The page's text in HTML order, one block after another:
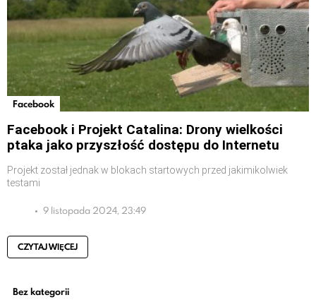
Facebook
Facebook i Projekt Catalina: Drony wielkości
ptaka jako przyszłość dostępu do Internetu
Projekt został jednak w blokach startowych przed jakimikolwiek
testami
9 listopada 2024, 23:49
CZYTAJ WIĘCEJ
Bez kategorii